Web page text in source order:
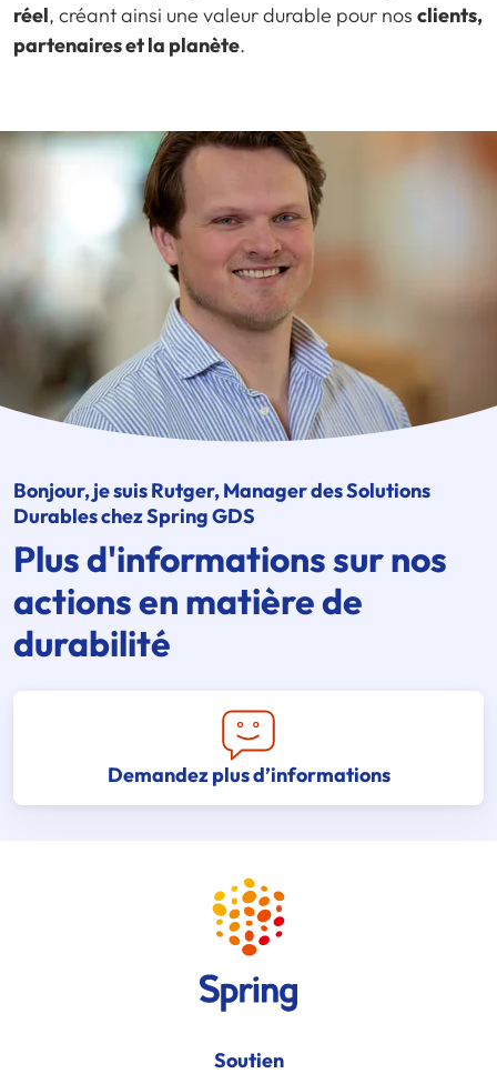
réel, créant ainsi une valeur durable pour nos clients,
partenaires et la planète.
Bonjour, je suis Rutger, Manager des Solutions
Durables chez Spring GDS
Plus d'informations sur nos
actions en matière de
durabilité
Demandez plus d’informations
Soutien